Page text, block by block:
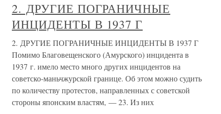
2. ДРУГИЕ ПОГРАНИЧНЫЕ
ИНЦИДЕНТЫ В 1937 Г
2. ДРУГИЕ ПОГРАНИЧНЫЕ ИНЦИДЕНТЫ В 1937 Г
Помимо Благовещенского (Амурского) инцидента в
1937 г. имело место много других инцидентов на
советско-маньчжурской границе. Об этом можно судить
по количеству протестов, направленных с советской
стороны японским властям, — 23. Из них